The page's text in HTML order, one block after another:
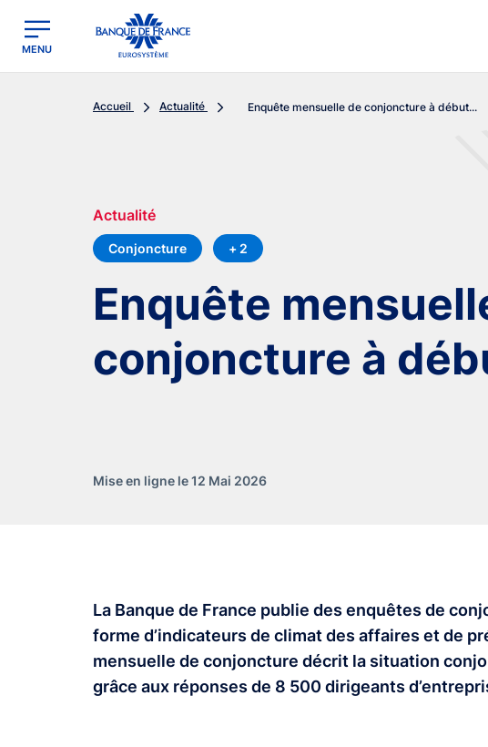
Banque de France - Menu Principal
MENU
Accueil Actualité Enquête mensuelle de conjoncture à début...
Actualité
Conjoncture + 2
Enquête
conjoncture à
Mise en ligne le 12 Mai 2026
La Banque de France publie des enquêtes de
forme d’indicateurs de climat des affaires et de
mensuelle de conjoncture décrit la situation
grâce aux réponses de 8 500 dirigeants